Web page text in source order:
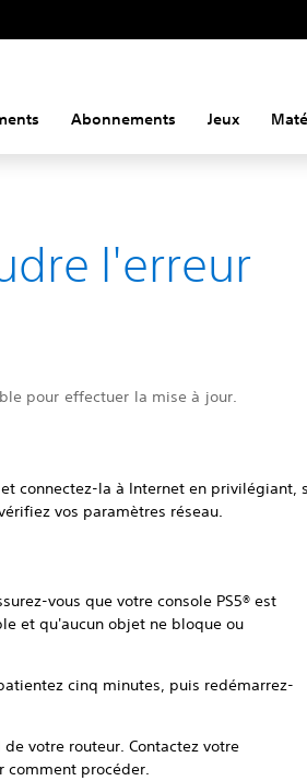
Abonnements Jeux
l'erreur
pour effectuer la mise à jour.
connectez-la à Internet en privilégiant,
vos paramètres réseau.
vous que votre console PS5® est
et qu'aucun objet ne bloque ou
cinq minutes, puis redémarrez-
votre routeur. Contactez votre
comment procéder.